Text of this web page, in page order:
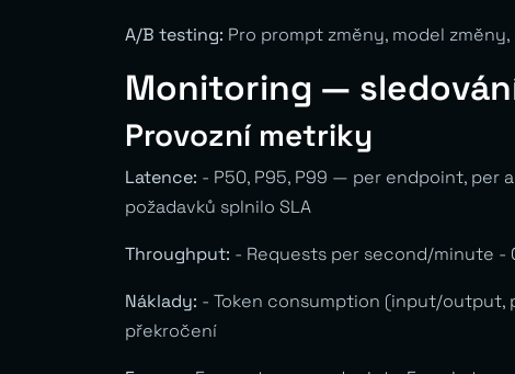
A/B testing: Pro prompt změny, model
Monitoring —
Provozní metriky
Latence: - P50, P95, P99 — per endpoint,
požadavků splnilo SLA
Throughput: - Requests per second/minute
Náklady: - Token consumption (input/output,
překročení